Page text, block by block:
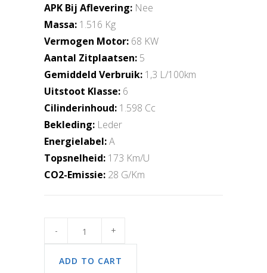
APK Bij Aflevering: Nee
Massa: 1.516 Kg
Vermogen Motor: 68 KW
Aantal Zitplaatsen: 5
Gemiddeld Verbruik: 1,3 L/100km
Uitstoot Klasse: 6
Cilinderinhoud: 1.598 Cc
Bekleding: Leder
Energielabel:A
Topsnelheid: 173 Km/U
CO2-Emissie: 28 G/Km
CAPTUR
(HF_)
TECHADD TO CART